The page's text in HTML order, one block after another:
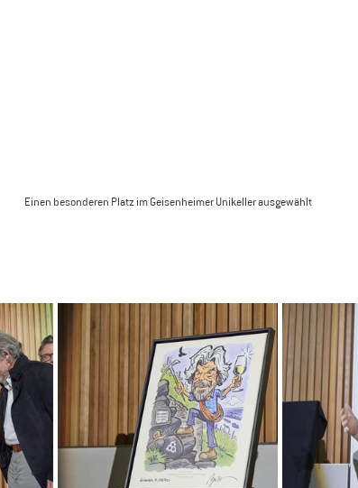
Einen besonderen Platz im Geisenheimer Unikeller ausgewählt